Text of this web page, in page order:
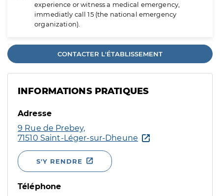
experience or witness a medical emergency,
immediatly call 15 (the national emergency
organization).
CONTACTER L'ÉTABLISSEMENT
INFORMATIONS PRATIQUES
Adresse
9 Rue de Prebey,
71510 Saint-Léger-sur-Dheune
S'Y RENDRE
Téléphone